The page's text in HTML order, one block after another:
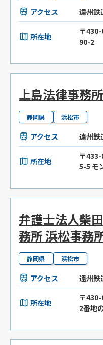
アクセス 遠州鉄
所在地
〒
90-2
上島法律事務所
静岡県 浜松市
アクセス 遠州鉄
所在地
〒
5-5 モ
弁護士法人柴
務所 浜松事務
静岡県 浜松市
アクセス 遠州鉄
所在地
〒
2番地